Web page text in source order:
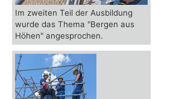
Im zweiten Teil der Ausbildung
wurde das Thema "Bergen aus
Höhen" angesprochen.